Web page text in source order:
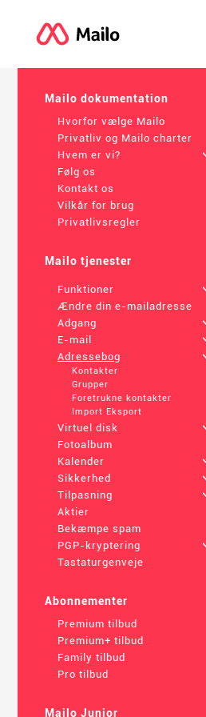
Mailo dokumentation
Hvorfor vælge Mailo
Privatliv og Mailo charter
Hvem er vi?
Følg os
Kontakt os
Vilkår for brug
Privatlivsregler
Mailo tjenester
Funktioner
Ændre din e-mailadresse
Adgang
E-mail
Adressebog
Kontakter
Grupper
Foretrukne kontakter
Import Eksport
Virtuel disk
Fotoalbum
Kalender
Sikkerhed
Tilpasning
Aktier
Bekæmpe spam
PGP-kryptering
Tastaturgenveje
Abonnementer
Premium tilbud
Premium+ tilbud
Family tilbud
Pro tilbud
Mailo Junior